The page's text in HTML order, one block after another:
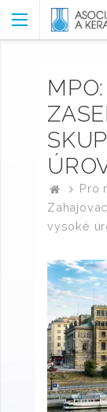
Pro
vysoké